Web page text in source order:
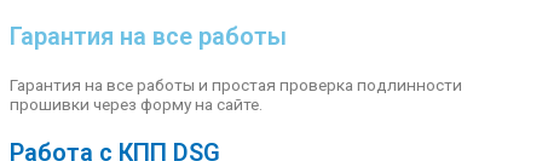
Гарантия на все работы
Гарантия на все работы и простая проверка подлинности
прошивки через форму на сайте.
Работа с КПП DSG